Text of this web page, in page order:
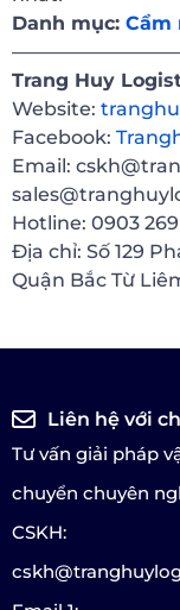
Danh mục: Cẩm
Trang Huy
Website:
Facebook:
Email:
Hotline: 0903
Địa chỉ: Số 129
Quận Bắc Từ
Liên hệ với
Tư vấn giải pháp
chuyển chuyên
CSKH: